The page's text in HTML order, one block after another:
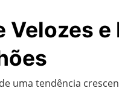
Velozes
uma tendência